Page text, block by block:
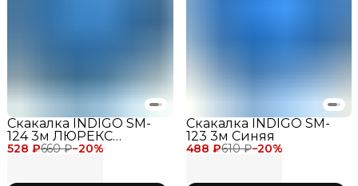
528 ₽660 ₽−20%
Скакалка INDIGO SM-
124 3м ЛЮРЕКС
Голубой
488 ₽610 ₽−20%
Скакалка INDIGO SM-
123 3м Синяя